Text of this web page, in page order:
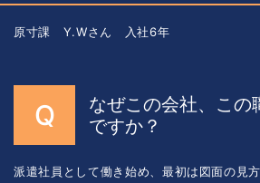
原寸課 Y.Wさん 入社6年
なぜこの会社、この
ですか？
派遣社員として働き始め、最初は図面の見